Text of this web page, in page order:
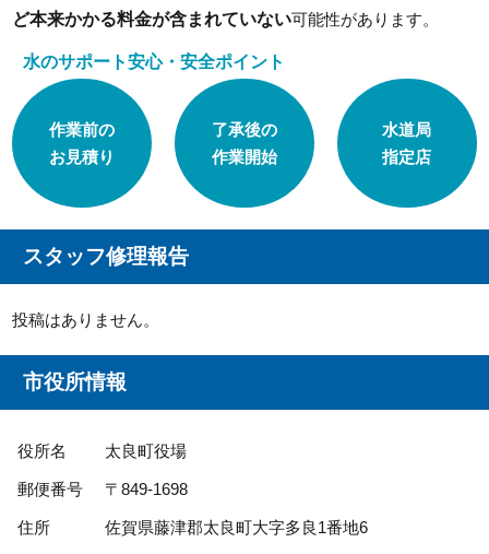
ど本来かかる料金が含まれていない可能性があります。
水のサポート安心・安全ポイント
作業前の
お見積り
了承後の
作業開始
水道局
指定店
スタッフ修理報告
投稿はありません。
市役所情報
役所名 太良町役場
郵便番号 〒849-1698
住所 佐賀県藤津郡太良町大字多良1番地6